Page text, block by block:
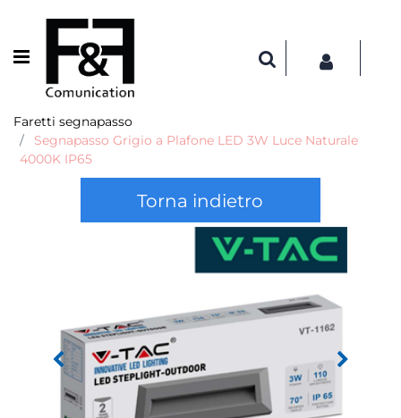
Open menu
Faretti segnapasso
Segnapasso Grigio a Plafone LED 3W Luce Naturale
4000K IP65
Torna indietro